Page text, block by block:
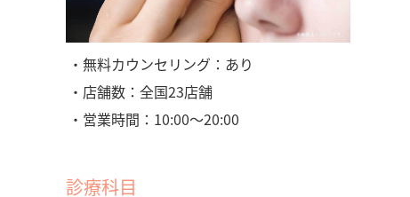
・無料カウンセリング：あり
・店舗数：全国23店舗
・営業時間：10:00～20:00
診療科目